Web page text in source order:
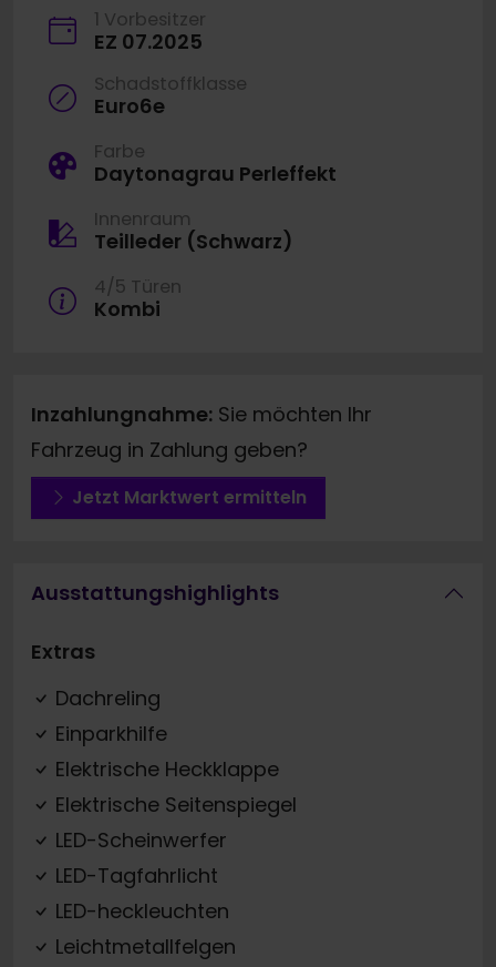
1 Vorbesitzer
EZ 07.2025
Schadstoffklasse
Euro6e
Farbe
Daytonagrau Perleffekt
Innenraum
Teilleder (Schwarz)
4/5 Türen
Kombi
Inzahlungnahme: Sie möchten Ihr
Fahrzeug in Zahlung geben?
Jetzt Marktwert ermitteln
Ausstattungshighlights
Extras
Dachreling
Einparkhilfe
Elektrische Heckklappe
Elektrische Seitenspiegel
LED-Scheinwerfer
LED-Tagfahrlicht
LED-heckleuchten
Leichtmetallfelgen